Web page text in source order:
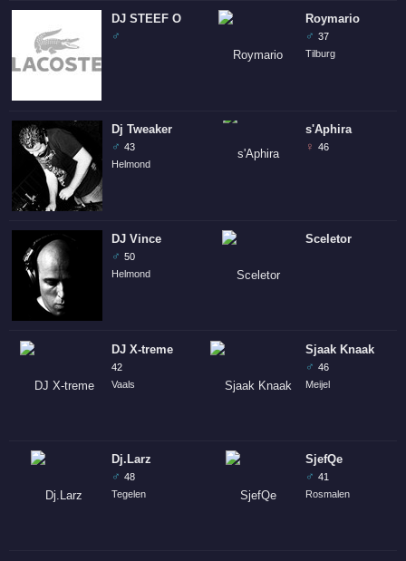
DJ STEEF O
♂
Dj Tweaker
♂ 43
Helmond
DJ Vince
♂ 50
Helmond
DJ X-treme
42
Vaals
Dj.Larz
♂ 48
Tegelen
Roymario
♂ 37
Tilburg
s'Aphira
♀ 46
Sceletor
Sjaak Knaak
♂ 46
Meijel
SjefQe
♂ 41
Rosmalen